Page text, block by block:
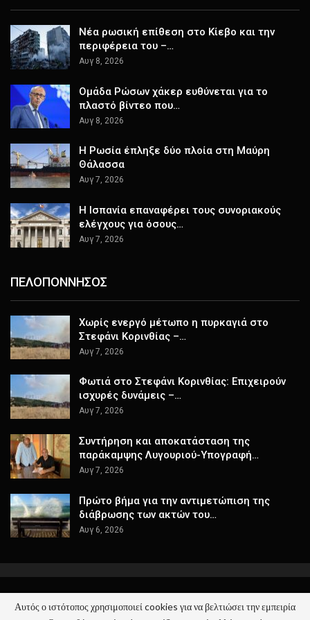
Nέα ρωσική επίθεση στο Κίεβο και την
περιφέρεια του –…
Αυγ 8, 2026
Ομάδα Ρώσων χάκερ ευθύνεται για το
πλαστό βίντεο που…
Αυγ 8, 2026
Η Ρωσία έπληξε δύο πλοία στη Μαύρη
Θάλασσα
Αυγ 7, 2026
H Ισπανία επαναφέρει τους συνοριακούς
ελέγχους για όσους…
Αυγ 7, 2026
ΠΕΛΟΠΟΝΝΗΣΟΣ
Χωρίς ενεργό μέτωπο η πυρκαγιά στο
Στεφάνι Κορινθίας –…
Αυγ 7, 2026
Φωτιά στο Στεφάνι Κορινθίας: Επιχειρούν
ισχυρές δυνάμεις –…
Αυγ 7, 2026
Συντήρηση και αποκατάσταση της
παράκαμψης Λυγουριού-Υπογραφή…
Αυγ 7, 2026
Πρώτο βήμα για την αντιμετώπιση της
διάβρωσης των ακτών του…
Αυγ 6, 2026
© 2026 - ΚΕΡΑΙΑ - Όλα τα Νέα. All Rights Reserved.
Αυτός ο ιστότοπος χρησιμοποιεί cookies για να βελτιώσει την εμπειρία